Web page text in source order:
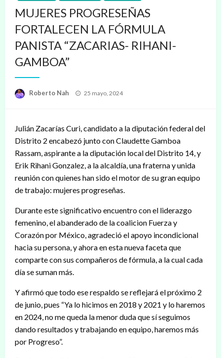
MUJERES PROGRESEÑAS
FORTALECEN LA FÓRMULA
PANISTA “ZACARIAS- RIHANI-
GAMBOA”
Roberto Nah
Publicado
25 mayo, 2024
Julián Zacarías Curi, candidato a la diputación federal del
Distrito 2 encabezó junto con Claudette Gamboa
Rassam, aspirante a la diputación local del Distrito 14, y
Erik Rihani Gonzalez, a la alcaldía, una fraterna y unida
reunión con quienes han sido el motor de su gran equipo
de trabajo: mujeres progreseñas.
Durante este significativo encuentro con el liderazgo
femenino, el abanderado de la coalicion Fuerza y
Corazón por México, agradeció el apoyo incondicional
hacia su persona, y ahora en esta nueva faceta que
comparte con sus compañeros de fórmula, a la cual cada
día se suman más.
Y afirmó que todo ese respaldo se reflejará el próximo 2
de junio, pues “Ya lo hicimos en 2018 y 2021 y lo haremos
en 2024, no me queda la menor duda que sí seguimos
dando resultados y trabajando en equipo, haremos más
por Progreso”.